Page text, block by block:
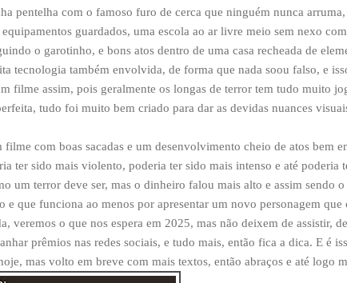
pentelha com o famoso furo de cerca que ninguém nunca arruma,
guardados, uma escola ao ar livre meio sem nexo
o garotinho, e bons atos dentro de uma casa recheada de
tecnologia também envolvida, de forma que nada soou falso, e
filme assim, pois geralmente os longas de terror tem tudo muito
tudo foi muito bem criado para dar as devidas nuances
com boas sacadas e um desenvolvimento cheio de atos bem
ter sido mais violento, poderia ter sido mais intenso e até poderia
um terror deve ser, mas o dinheiro falou mais alto e assim sendo o
e que funciona ao menos por apresentar um novo personagem que
veremos o que nos espera em 2025, mas não deixem de assistir,
prêmios nas redes sociais, e tudo mais, então fica a dica. E é
mas volto em breve com mais textos, então abraços e até logo